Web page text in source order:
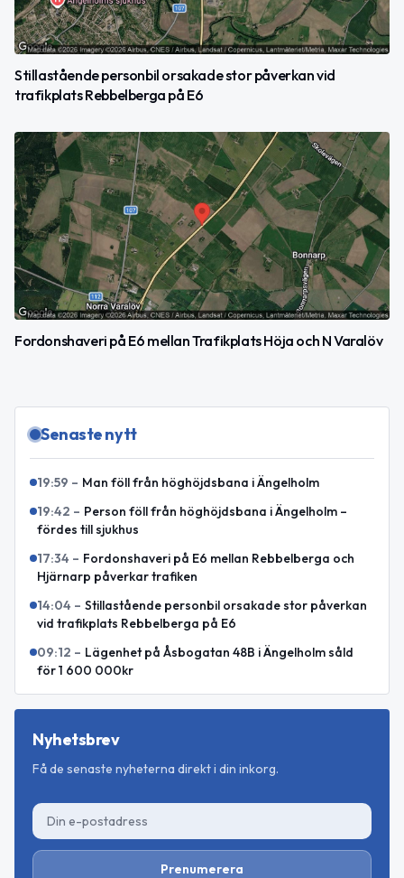
Stillastående personbil orsakade stor påverkan vid
trafikplats Rebbelberga på E6
Fordonshaveri på E6 mellan Trafikplats Höja och N Varalöv
Senaste nytt
19:59 – Man föll från höghöjdsbana i Ängelholm
19:42 – Person föll från höghöjdsbana i Ängelholm –
fördes till sjukhus
17:34 – Fordonshaveri på E6 mellan Rebbelberga och
Hjärnarp påverkar trafiken
14:04 – Stillastående personbil orsakade stor påverkan
vid trafikplats Rebbelberga på E6
09:12 – Lägenhet på Åsbogatan 48B i Ängelholm såld
för 1 600 000kr
Nyhetsbrev
Få de senaste nyheterna direkt i din inkorg.
Prenumerera